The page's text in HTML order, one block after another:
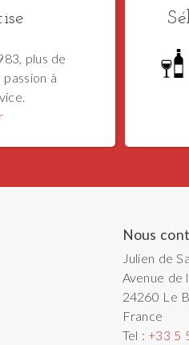
plus de
à
Nous
Julien de
Avenue de
24260 Le
France
Tel :+33 5